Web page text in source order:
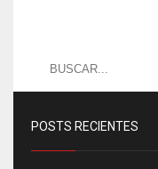
POSTS RECIENTES